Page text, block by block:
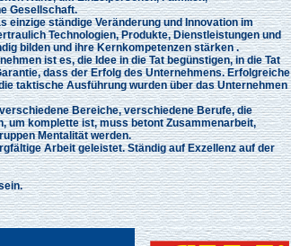
Gesellschaft.
einzige ständige Veränderung und Innovation im
Technologien, Produkte, Dienstleistungen und
bilden und ihre Kernkompetenzen stärken.
ist es, die Idee in die Tat begünstigen, in die Tat
dass der Erfolg des Unternehmens.Erfolgreiche
taktische Ausführung wurden über das Unternehmen
Bereiche, verschiedene Berufe, die
um komplette ist, muss betont Zusammenarbeit,
Mentalität werden.
Arbeit geleistet.Ständig auf Exzellenz auf der